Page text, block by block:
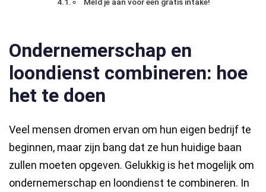
Ondernemerschap en
loondienst combineren: hoe
het te doen
Veel mensen dromen ervan om hun eigen bedrijf te
beginnen, maar zijn bang dat ze hun huidige baan
zullen moeten opgeven. Gelukkig is het mogelijk om
ondernemerschap en loondienst te combineren. In